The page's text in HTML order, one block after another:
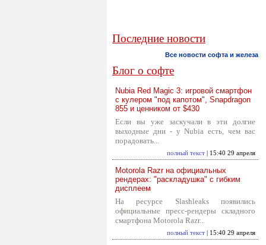
Последние новости
Все новости софта и железа
Блог о софте
Nubia Red Magic 3: игровой смартфон
с кулером "под капотом", Snapdragon
855 и ценником от $430
Если вы уже заскучали в эти долгие
выходные дни - у Nubia есть, чем вас
порадовать...
полный текст | 15:40 29 апреля
Motorola Razr на официальных
рендерах: "раскладушка" с гибким
дисплеем
На ресурсе Slashleaks появились
официальные пресс-рендеры складного
смартфона Motorola Razr...
полный текст | 15:40 29 апреля